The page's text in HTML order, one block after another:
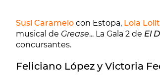
Susi Caramelo con Estopa, Lola
musical de Grease... La Gala 2 de El
concursantes.
Feliciano López y Victoria